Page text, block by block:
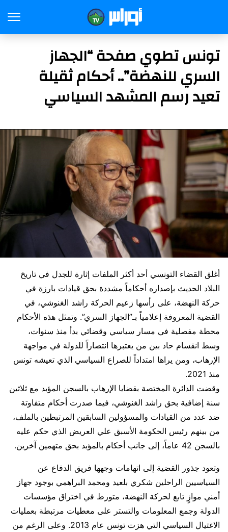
تونس تطوي صفحة “الجهاز
السري للنهضة”.. أحكام ثقيلة
تعيد رسم المشهد السياسي
أغلق القضاء التونسي أحد أكثر الملفات إثارة للجدل في تاريخ
البلاد الحديث بإصداره أحكاماً مشددة بحق قيادات بارزة في
حركة النهضة، على رأسها زعيم الحركة راشد الغنوشي، في
القضية المعروفة إعلامياً بـ”الجهاز السري”. وتمثل هذه الأحكام
محطة مفصلية في مسار سياسي وقضائي بدأ منذ سنوات،
وسط انقسام حاد بين من يعتبرها انتصاراً للدولة في مواجهة
الإرهاب، ومن يراها امتداداً للصراع السياسي الذي تعيشه تونس
منذ 2021.
وقضت الدائرة المختصة بقضايا الإرهاب بالسجن المؤبد مع ثلاثين
سنة إضافية بحق راشد الغنوشي، فيما صدرت أحكام متفاوتة
ضد عدد من القيادات والمسؤولين السابقين المرتبطين بالملف،
من بينهم رئيس الحكومة الأسبق علي العريض الذي حكم عليه
بالسجن 42 عاماً، إلى جانب أحكام بالمؤبد بحق متهمين آخرين.
وتعود جذور القضية إلى اتهامات وجهها فريق الدفاع عن
السياسيين الراحلين شكري بلعيد ومحمد البراهمي بوجود جهاز
أمني موازٍ تابع لحركة النهضة، متورط في اختراق مؤسسات
الدولة وجمع المعلومات والتستر على معطيات مرتبطة بعمليات
الاغتيال السياسي التي هزت تونس عام 2013. وعلى الرغم من